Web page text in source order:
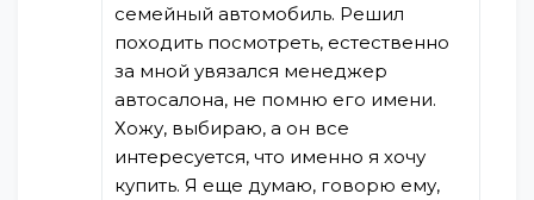
семейный автомобиль. Решил
походить посмотреть, естественно
за мной увязался менеджер
автосалона, не помню его имени.
Хожу, выбираю, а он все
интересуется, что именно я хочу
купить. Я еще думаю, говорю ему,